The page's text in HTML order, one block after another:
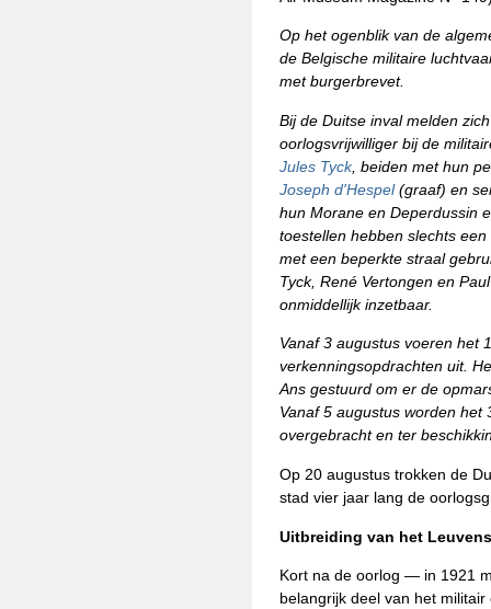
Op het ogenblik van de
de Belgische militaire
met burgerbrevet.
Bij de Duitse inval melden
oorlogsvrijwilliger bij de
Jules Tyck, beiden met hun
Joseph d'Hespel(graaf) en
hun Morane en Deperdussin
toestellen hebben slechts
met een beperkte straal
Tyck, René Vertongen en
onmiddellijk inzetbaar.
Vanaf 3 augustus voeren het
verkenningsopdrachten uit.
Ans gestuurd om er de
Vanaf 5 augustus worden
overgebracht en ter
Op 20 augustus trokken de
stad vier jaar lang de
Uitbreiding van het
Kort na de oorlog — in 1921
belangrijk deel van het